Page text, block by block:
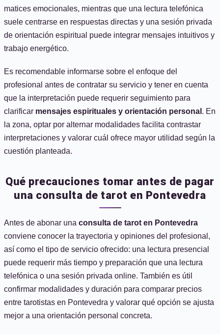
matices emocionales, mientras que una lectura telefónica
suele centrarse en respuestas directas y una sesión privada
de orientación espiritual puede integrar mensajes intuitivos y
trabajo energético.
Es recomendable informarse sobre el enfoque del
profesional antes de contratar su servicio y tener en cuenta
que la interpretación puede requerir seguimiento para
clarificar mensajes espirituales y orientación personal . En
la zona, optar por alternar modalidades facilita contrastar
interpretaciones y valorar cuál ofrece mayor utilidad según la
cuestión planteada.
Qué precauciones tomar antes de pagar
una consulta de tarot en Pontevedra
Antes de abonar una consulta de tarot en Pontevedra
conviene conocer la trayectoria y opiniones del profesional,
así como el tipo de servicio ofrecido: una lectura presencial
puede requerir más tiempo y preparación que una lectura
telefónica o una sesión privada online. También es útil
confirmar modalidades y duración para comparar precios
entre tarotistas en Pontevedra y valorar qué opción se ajusta
mejor a una orientación personal concreta.